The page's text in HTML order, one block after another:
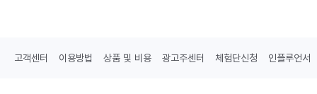
고객센터 이용방법 상품 및 비용 광고주센터 체험단신청 인플루언서